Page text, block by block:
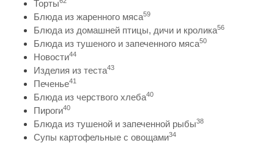
Торты
Блюда из жаренного мяса59
Блюда из домашней птицы, дичи и кролика56
Блюда из тушеного и запеченного мяса50
Новости44
Изделия из теста43
Печенье41
Блюда из черствого хлеба40
Пироги40
Блюда из тушеной и запеченной рыбы38
Супы картофельные с овощами34